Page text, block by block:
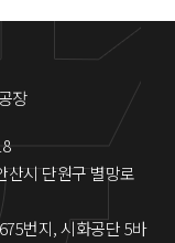
장
산시 단원구 별망로
번지, 시화공단 5바